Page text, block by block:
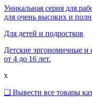
Уникальная серия для
для очень высоких и
Для детей и подростков
Детские эргономичные и
от 4 до 16 лет.
x
❑ Вывести все товары